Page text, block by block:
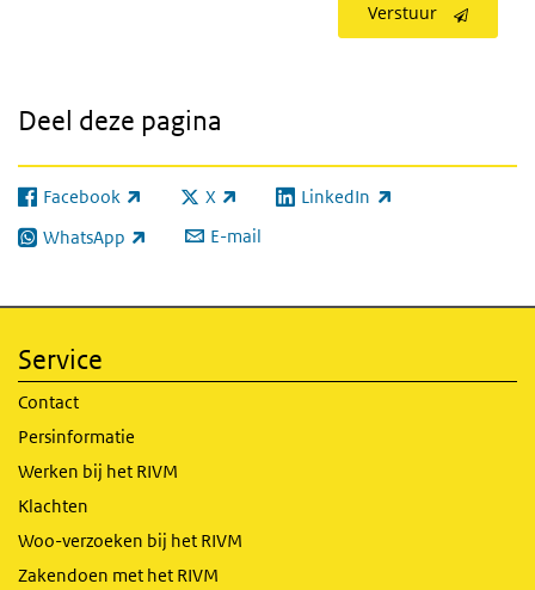
Verstuur
Deel deze pagina
Facebook
(externe link) X
(externe link) LinkedIn
(externe link)
WhatsApp
(externe link) E-mail
Service
Contact
Persinformatie
Werken bij het RIVM
Klachten
Woo-verzoeken bij het RIVM
Zakendoen met het RIVM